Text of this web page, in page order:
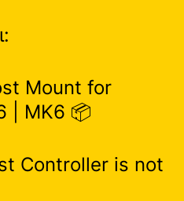
Mount for
| MK6 📦
Controller is not